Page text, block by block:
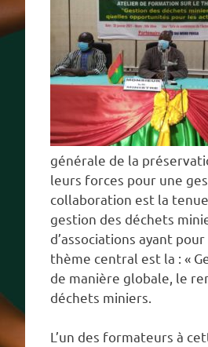
générale de la
leurs forces pour une
collaboration est la
gestion des déchets
d’associations ayant
thème central est la : «
de manière globale, le
déchets miniers.
L’un des formateurs à